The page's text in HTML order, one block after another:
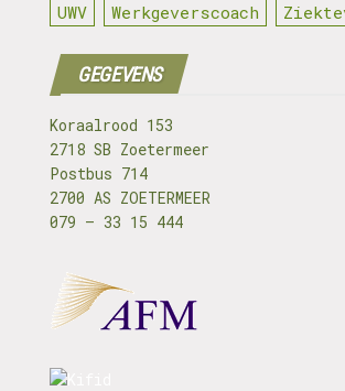
UWV
Werkgeverscoach
GEGEVENS
Koraalrood 153
2718 SB Zoetermeer
Postbus 714
2700 AS ZOETERMEER
079 – 33 15 444